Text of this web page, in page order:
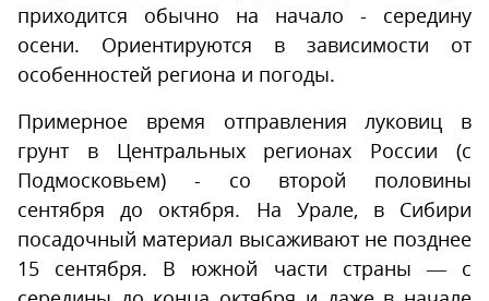
приходится обычно на начало - середину
осени. Ориентируются в зависимости от
особенностей региона и погоды.
Примерное время отправления луковиц в
грунт в Центральных регионах России (с
Подмосковьем) - со второй половины
сентября до октября. На Урале, в Сибири
посадочный материал высаживают не позднее
15 сентября. В южной части страны — с